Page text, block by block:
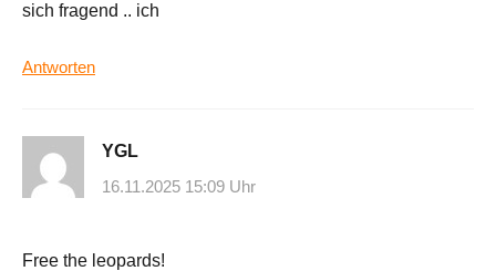
sich fragend .. ich
Antworten
YGL
16.11.2025 15:09 Uhr
Free the leopards!